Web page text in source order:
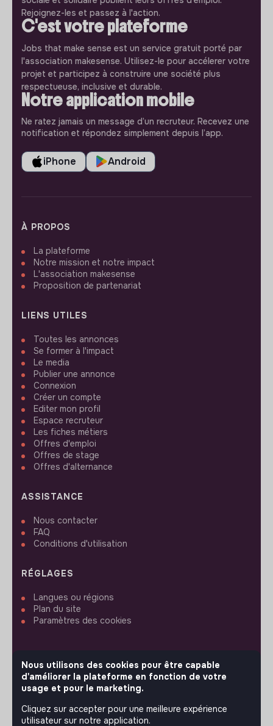
Rejoignez-les et passez à l'action.
C'est votre plateforme
Jobs that make sense est un service gratuit porté par
l'association makesense. Utilisez-le pour accélerer votre
projet et participez à construire une société plus
respectueuse, inclusive et durable.
Notre application mobile
Ne ratez jamais un message d’un recruteur. Recevez une
notification et répondez simplement depuis l’app.
iPhone Android
À PROPOS
La plateforme
Notre mission et notre impact
L'association makesense
Proposition de partenariat
LIENS UTILES
Toutes les annonces
Se former à l'impact
Le media
Publier une annonce
Connexion
Créer un compte
Editer mon profil
Espace recruteur
Les fiches métiers
Offres d'emploi
Offres de stage
Offres d'alternance
ASSISTANCE
Nous contacter
FAQ
Conditions d'utilisation
RÉGLAGES
Langues ou régions
Plan du site
Paramètres des cookies
SUIVEZ-NOUS
Nous utilisons des cookies pour être capable
d'améliorer la plateforme en fonction de votre
usage et pour le marketing.
Cliquez sur accepter pour une meilleure expérience
utilisateur sur notre application.